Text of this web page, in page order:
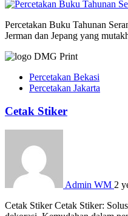
Percetakan Buku Tahunan
Jerman dan Jepang yang
Percetakan Bekasi
Percetakan Jakarta
Cetak Stiker
Admin WM 2
Cetak Stiker Cetak Stiker: